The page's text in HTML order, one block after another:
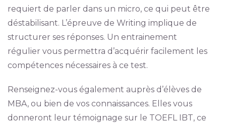
requiert de parler dans un micro, ce qui peut être
déstabilisant. L’épreuve de Writing implique de
structurer ses réponses. Un entrainement
régulier vous permettra d’acquérir facilement les
compétences nécessaires à ce test.
Renseignez-vous également auprès d’élèves de
MBA, ou bien de vos connaissances. Elles vous
donneront leur témoignage sur le TOEFL IBT, ce